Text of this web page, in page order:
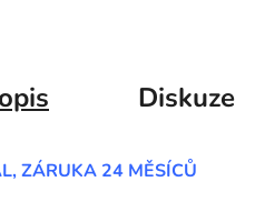
Diskuze
ZÁRUKA 24 MĚSÍCŮ